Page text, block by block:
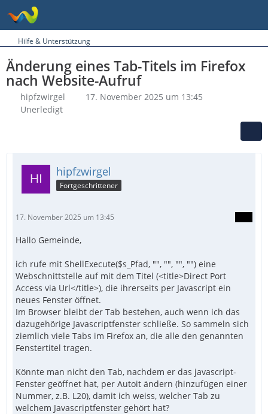
Hilfe & Unterstützung
Änderung eines Tab-Titels im Firefox
nach Website-Aufruf
hipfzwirgel
17. November 2025 um 13:45
Unerledigt
hipfzwirgel
Fortgeschrittener
17. November 2025 um 13:45
Hallo Gemeinde,
ich rufe mit ShellExecute($s_Pfad, "", "", "", "") eine
Webschnittstelle auf mit dem Titel (<title>Direct Port
Access via Url</title>), die ihrerseits per Javascript ein
neues Fenster öffnet.
Im Browser bleibt der Tab bestehen, auch wenn ich das
dazugehörige Javascriptfenster schließe. So sammeln sich
ziemlich viele Tabs im Firefox an, die alle den genannten
Fenstertitel tragen.
Könnte man nicht den Tab, nachdem er das javascript-
Fenster geöffnet hat, per Autoit ändern (hinzufügen einer
Nummer, z.B. L20), damit ich weiss, welcher Tab zu
welchem Javascriptfenster gehört hat?